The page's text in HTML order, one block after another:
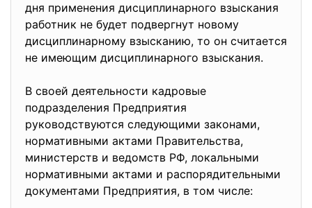
дня применения дисциплинарного взыскания
работник не будет подвергнут новому
дисциплинарному взысканию, то он считается
не имеющим дисциплинарного взыскания.
В своей деятельности кадровые
подразделения Предприятия
руководствуются следующими законами,
нормативными актами Правительства,
министерств и ведомств РФ, локальными
нормативными актами и распорядительными
документами Предприятия, в том числе: